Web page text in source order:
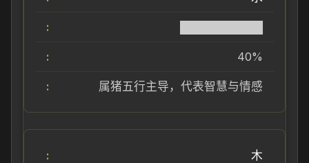
40%
属猪五行主导，代表智慧与情感
木